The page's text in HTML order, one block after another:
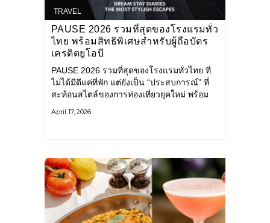
TRAVEL
PAUSE 2026 รวมที่สุดของโรงแรมทั่ว
ไทย พร้อมสิทธิพิเศษสำหรับผู้ถือบัตร
เครดิตยูโอบี
PAUSE 2026 รวมที่สุดของโรงแรมทั่วไทย ที่
ไม่ได้มีดีแค่ที่พัก แต่ยังเป็น “ประสบการณ์” ที่
สะท้อนสไตล์ของการท่องเที่ยวยุคใหม่ พร้อม
RETREAT & RESORTS 1 ม.ค. -
April 17, 2026